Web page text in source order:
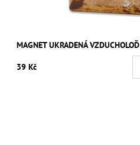
MAGNET UKRADENÁ VZDUCHOLOĎ
39 Kč